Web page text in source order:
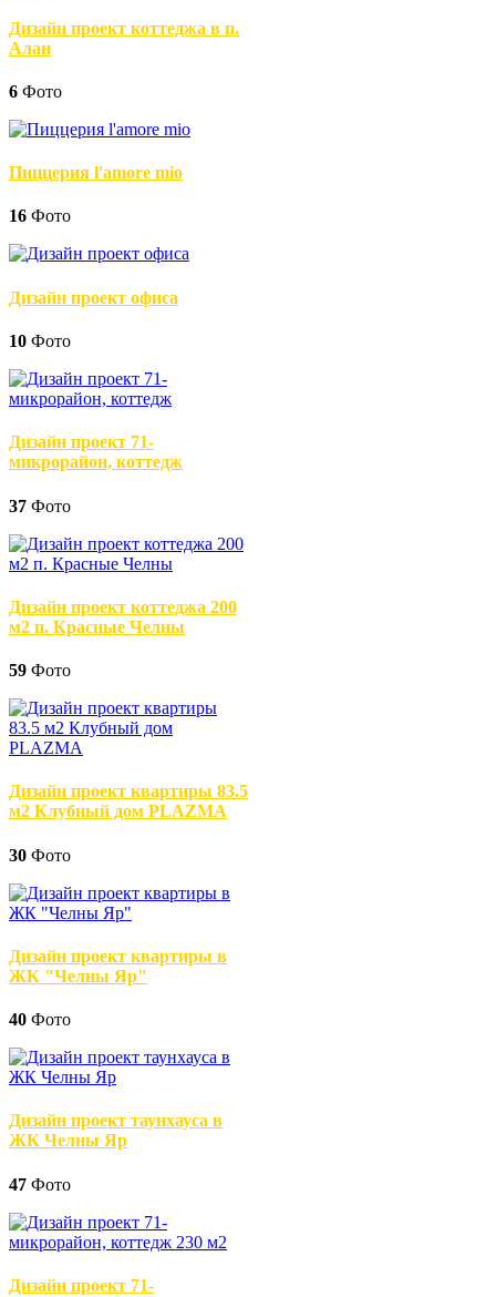
Дизайн проект коттеджа в п.
Алан
6 Фото
Пиццерия l'amore mio
16 Фото
Дизайн проект офиса
10 Фото
Дизайн проект 71-
микрорайон, коттедж
37 Фото
Дизайн проект коттеджа 200
м2 п. Красные Челны
59 Фото
Дизайн проект квартиры 83.5
м2 Клубный дом PLAZMA
30 Фото
Дизайн проект квартиры в
ЖК "Челны Яр"
40 Фото
Дизайн проект таунхауса в
ЖК Челны Яр
47 Фото
Дизайн проект 71-